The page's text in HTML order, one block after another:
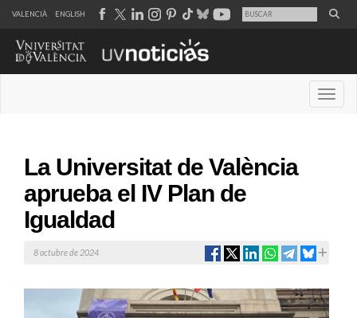
VALENCIÀ ENGLISH
La Universitat de València
aprueba el IV Plan de
Igualdad
8 octubre de 2024